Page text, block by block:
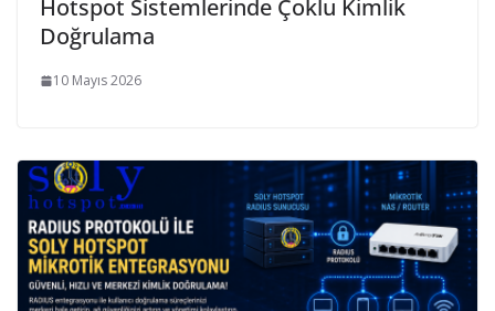
Hotspot Sistemlerinde Çoklu Kimlik
Doğrulama
10 Mayıs 2026